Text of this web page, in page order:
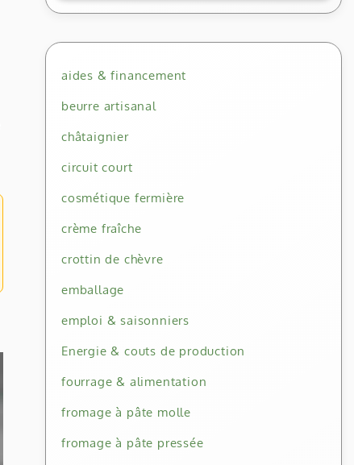
aides & financement
beurre artisanal
châtaignier
circuit court
cosmétique fermière
crème fraîche
crottin de chèvre
emballage
emploi & saisonniers
Energie & couts de production
fourrage & alimentation
fromage à pâte molle
fromage à pâte pressée